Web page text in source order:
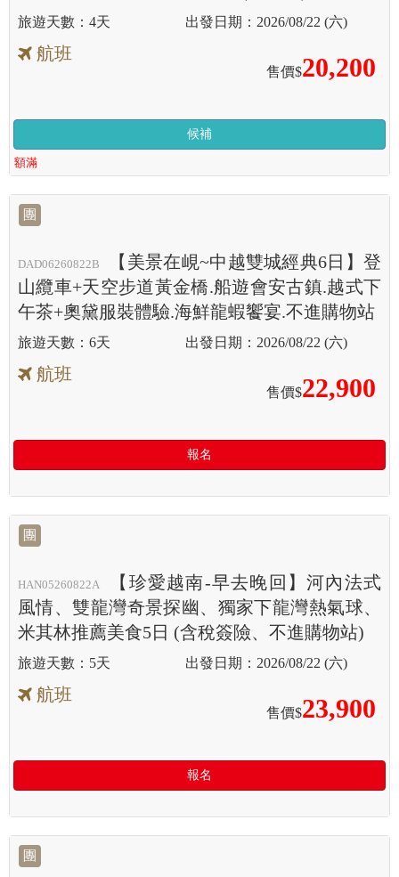
4天 2026/08/22 (六)
航班
售價$20,200
候補
額滿
團
DAD06260822B
【美景在峴~中越雙城經典6日】登
山纜車+天空步道黃金橋.船遊會安古鎮.越式下
午茶+奧黛服裝體驗.海鮮龍蝦饗宴.不進購物站
6天 2026/08/22 (六)
航班
售價$22,900
報名
團
HAN05260822A
【珍愛越南-早去晚回】河內法式
風情、雙龍灣奇景探幽、獨家下龍灣熱氣球、
米其林推薦美食5日 (含稅簽險、不進購物站)
5天 2026/08/22 (六)
航班
售價$23,900
報名
團